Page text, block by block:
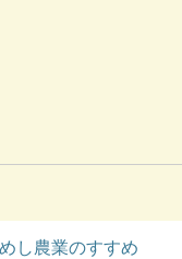
し農業のすすめ